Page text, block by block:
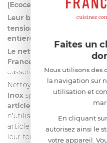
(Ecocert ou Ecolabel)
Leur biodégradabilité est
tensioactifs d’origine
entièrement recyclable
Le nettoyant Inox Renox
France
conviendra
casserole dans le respect
Nettoyez votre casserole
Inox spécifiquement conçu
article inox sans anti-
n’utilisez pas d’éponge
article culinaire.Evitez les
leur fond thermo diffuseur
Faites un
Nous utilisons des
la navigation sur
utilisation et
En cliquant sur
autorisez ainsi le
votre appareil.